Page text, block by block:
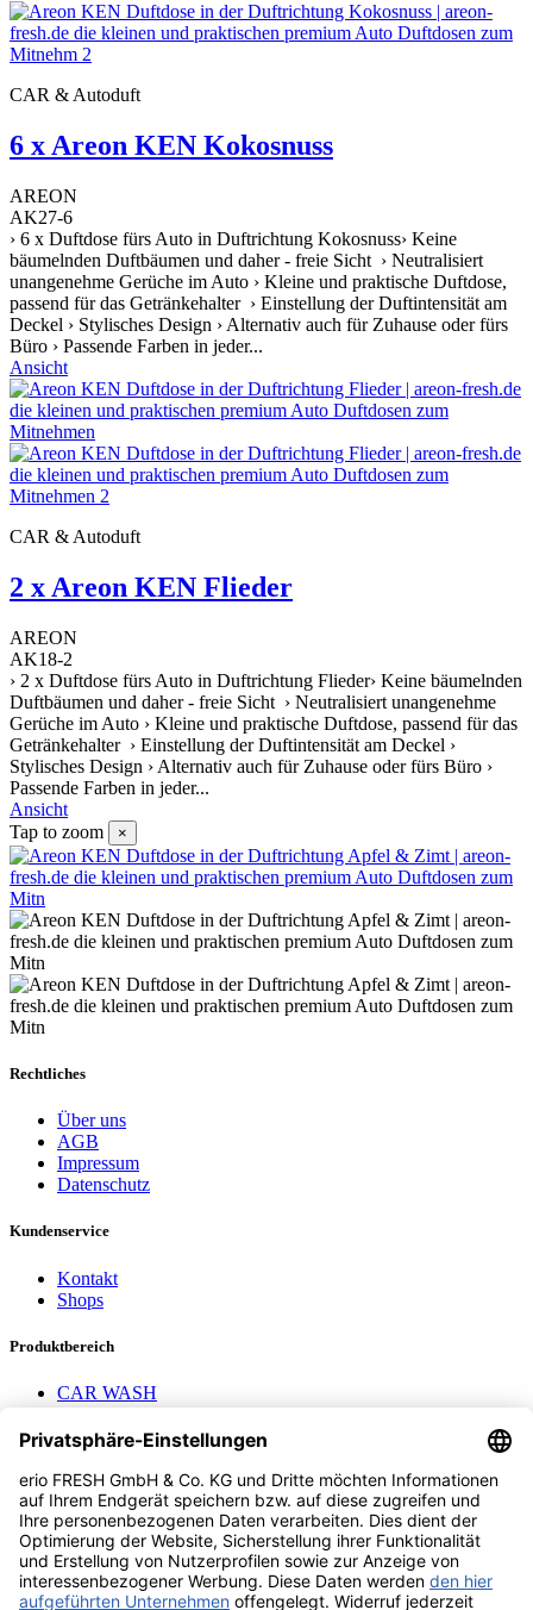
CAR & Autoduft
6 x Areon KEN Kokosnuss
AREON
AK27-6
› 6 x Duftdose fürs Auto in Duftrichtung Kokosnuss› Keine
bäumelnden Duftbäumen und daher - freie Sicht › Neutralisiert
unangenehme Gerüche im Auto › Kleine und praktische Duftdose,
passend für das Getränkehalter › Einstellung der Duftintensität am
Deckel › Stylisches Design › Alternativ auch für Zuhause oder fürs
Büro › Passende Farben in jeder...
Ansicht
CAR & Autoduft
2 x Areon KEN Flieder
AREON
AK18-2
› 2 x Duftdose fürs Auto in Duftrichtung Flieder› Keine bäumelnden
Duftbäumen und daher - freie Sicht › Neutralisiert unangenehme
Gerüche im Auto › Kleine und praktische Duftdose, passend für das
Getränkehalter › Einstellung der Duftintensität am Deckel ›
Stylisches Design › Alternativ auch für Zuhause oder fürs Büro ›
Passende Farben in jeder...
Ansicht
Tap to zoom
×
Rechtliches
Über uns
AGB
Impressum
Datenschutz
Kundenservice
Kontakt
Shops
Produktbereich
CAR WASH
AEROTEC
Nayax Cashless
Pay with Me
Contact us
erio FRESH GmbH & Co. KG
Stader Landstr. 7